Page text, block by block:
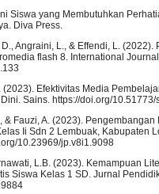
Siswa yang Membutuhkan
Diva Press.
Angraini, L., & Effendi, L.
flash 8. International
(2023). Efektivitas Media
Sains. https://doi.org/10.51773/
& Fauzi, A. (2023).
Ii Sdn 2 Lembuak, Kabupaten
10.23969/jp.v8i1.9098
L.B. (2023). Kemampuan
Siswa Kelas 1 SD. Jurnal